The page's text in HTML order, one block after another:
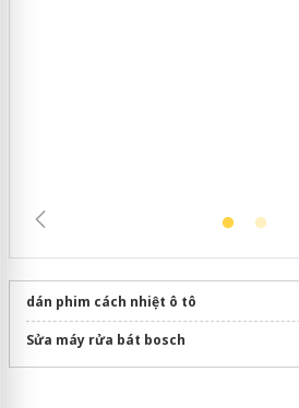
dán phim cách nhiệt ô tô
Sửa máy rửa bát bosch